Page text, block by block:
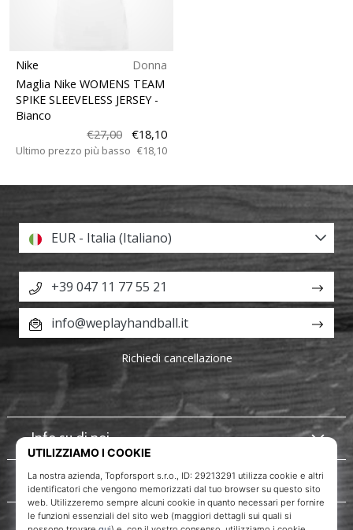
Nike
Donna
Maglia Nike WOMENS TEAM
SPIKE SLEEVELESS JERSEY -
Bianco
€27,00
€18,10
Ultimo prezzo più basso €18,10
Info su di noi
Servizio clienti
EUR - Italia (Italiano)
+39 047 11 77 55 21
info@weplayhandball.it
Richiedi cancellazione